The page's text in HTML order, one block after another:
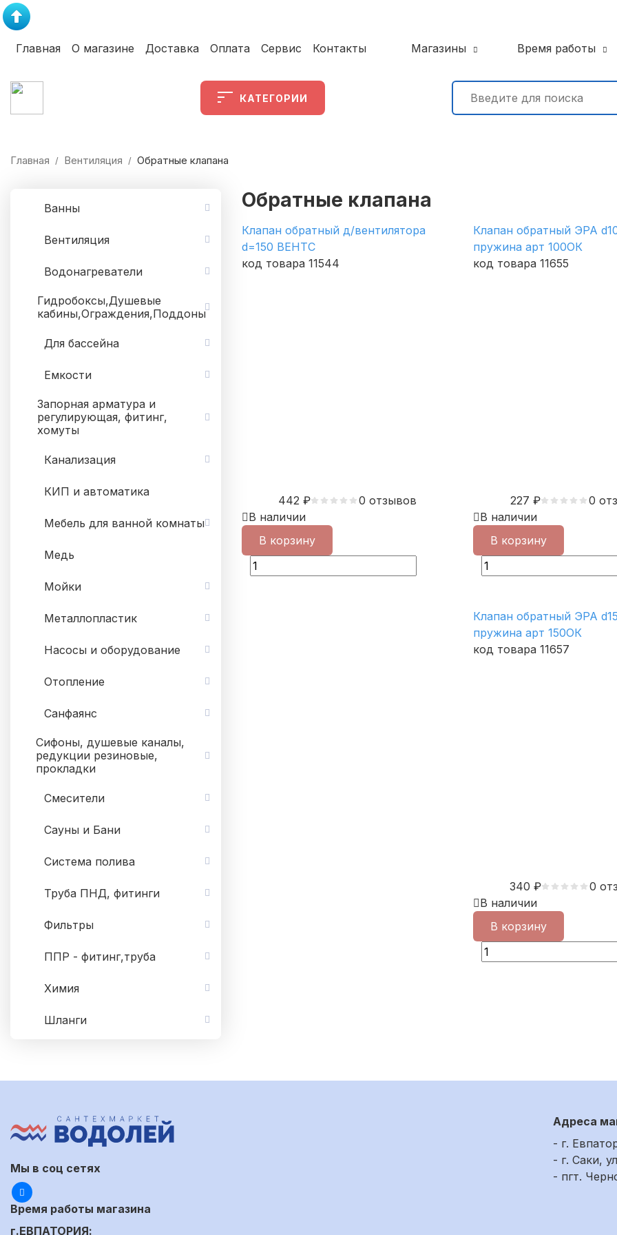
Главная О магазине Доставка Оплата Сервис Контакты Магазины Время работы
КАТЕГОРИИ
Главная / Вентиляция / Обратные клапана
Ванны
Вентиляция
Водонагреватели
Гидробоксы,Душевые
кабины,Ограждения,Поддоны
Для бассейна
Емкости
Запорная арматура и
регулирующая, фитинг,
хомуты
Канализация
КИП и автоматика
Мебель для ванной комнаты
Медь
Мойки
Металлопластик
Насосы и оборудование
Отопление
Санфаянс
Сифоны, душевые каналы,
редукции резиновые,
прокладки
Смесители
Сауны и Бани
Система полива
Труба ПНД, фитинги
Фильтры
ППР - фитинг,труба
Химия
Шланги
Обратные клапана
Клапан обратный д/вентилятора
d=150 ВЕНТС
код товара 11544
442 ₽
0 отзывов
В наличии
В корзину
Клапан обратный ЭРА
пружина арт 100ОК
код товара 11655
227 ₽
0
В наличии
В корзину
Клапан обратный ЭРА
пружина арт 150ОК
код товара 11657
340 ₽
0
В наличии
В корзину
Мы в соц сетях
Адреса
- г.
- г. Саки,
- пгт.
Время работы магазина
г.ЕВПАТОРИЯ: